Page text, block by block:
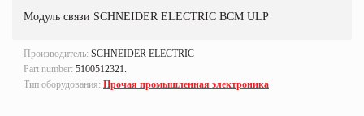
Модуль связи SCHNEIDER ELECTRIC BCM ULP
Производитель: SCHNEIDER ELECTRIC
Part number: 5100512321.
Тип оборудования: Прочая промышленная электроника